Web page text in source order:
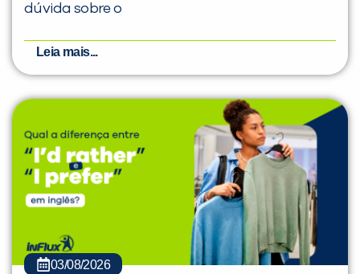
dúvida sobre o
Leia mais...
03/08/2026